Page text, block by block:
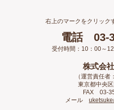
右上のマークをクリック
電話 03-
受付時間：10：00～
株式会
（運営責任者
東京都中央
FAX 03-
メール